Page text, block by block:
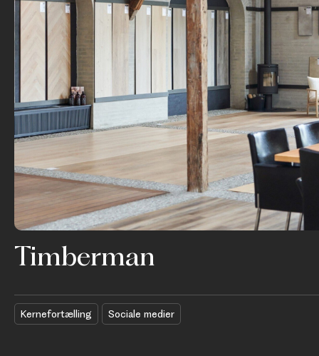
Timberman
Kernefortælling Sociale medier